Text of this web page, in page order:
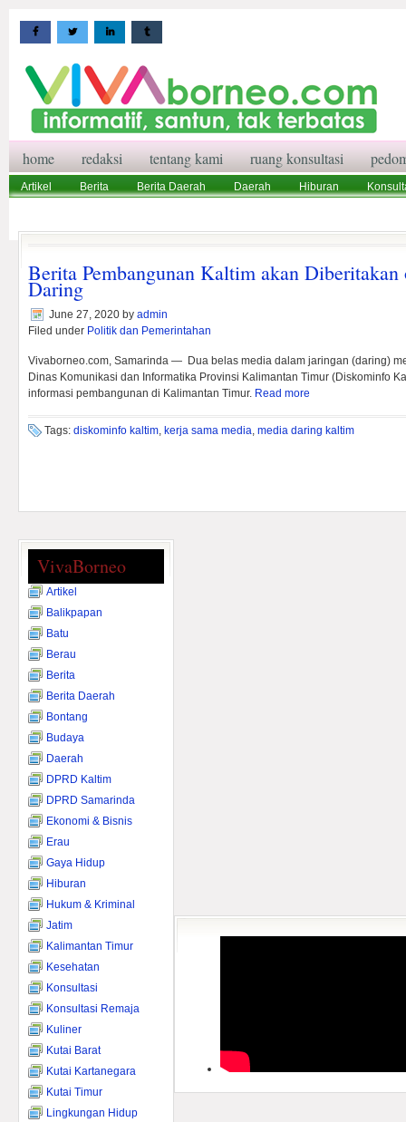
home redaksi tentang kami ruang konsultasi
Artikel Berita Berita Daerah Daerah Hiburan
Berita Pembangunan Kaltim akan
Daring
June 27, 2020 by admin
Filed under Politik dan Pemerintahan
Vivaborneo.com, Samarinda — Dua belas media dalam jaringan (daring)
Dinas Komunikasi dan Informatika Provinsi Kalimantan Timur (Diskominfo
informasi pembangunan di Kalimantan Timur. Read more
Tags: diskominfo kaltim, kerja sama media, media daring kaltim
VivaBorneo
Artikel
Balikpapan
Batu
Berau
Berita
Berita Daerah
Bontang
Budaya
Daerah
DPRD Kaltim
DPRD Samarinda
Ekonomi & Bisnis
Erau
Gaya Hidup
Hiburan
Hukum & Kriminal
Jatim
Kalimantan Timur
Kesehatan
Konsultasi
Konsultasi Remaja
Kuliner
Kutai Barat
Kutai Kartanegara
Kutai Timur
Lingkungan Hidup